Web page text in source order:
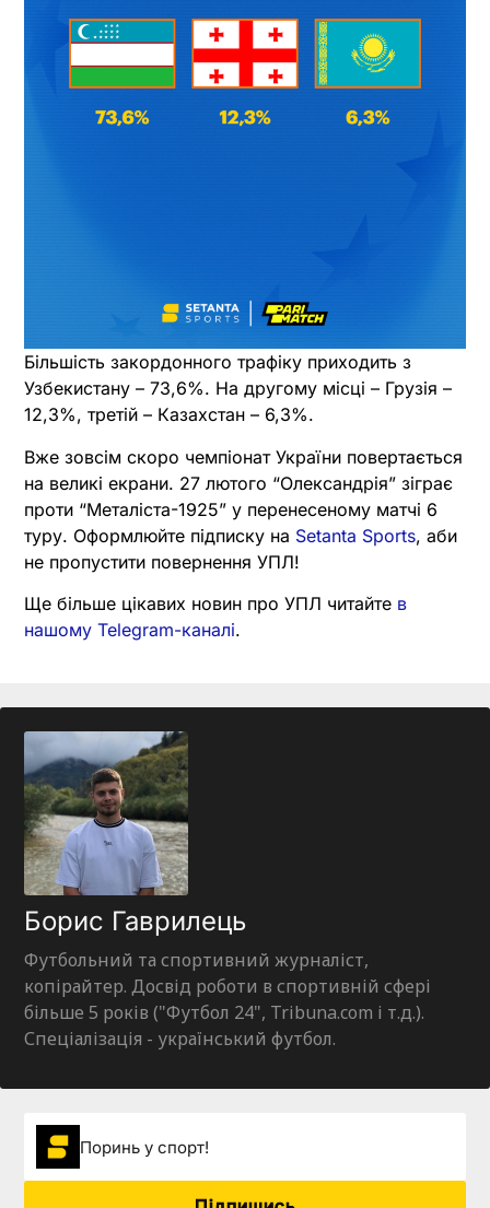
Більшість закордонного трафіку приходить з
Узбекистану – 73,6%. На другому місці – Грузія –
12,3%, третій – Казахстан – 6,3%.
Вже зовсім скоро чемпіонат України повертається
на великі екрани. 27 лютого “Олександрія” зіграє
проти “Металіста-1925” у перенесеному матчі 6
туру. Оформлюйте підписку на Setanta Sports, аби
не пропустити повернення УПЛ!
Ще більше цікавих новин про УПЛ читайте в
нашому Telegram-каналі.
Борис Гаврилець
Футбольний та спортивний журналіст,
копірайтер. Досвід роботи в спортивній сфері
більше 5 років ("Футбол 24", Tribuna.com і т.д.).
Спеціалізація - український футбол.
Поринь у спорт!